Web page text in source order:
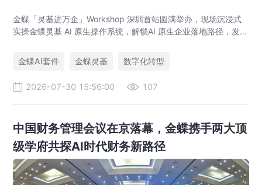
金蝶「灵基进万企」Workshop 深圳首站圆满举办，现场沉浸式
实操金蝶灵基 AI 原生操作系统，解锁AI 原生企业落地路径，发布
业完成数智化升级。
金蝶AI套件 金蝶灵基 数字化转型
2026-07-30 15:56:00 107
中国财务管理会议在京落幕，金蝶携手两大顶
级学府共探AI时代财务新路径